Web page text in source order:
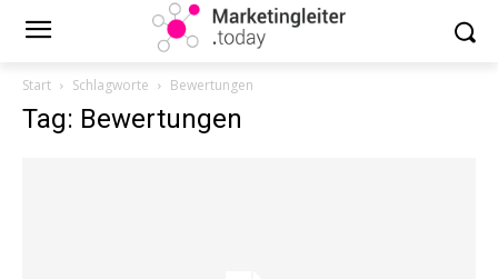
Start Schlagworte Bewertungen
Tag: Bewertungen